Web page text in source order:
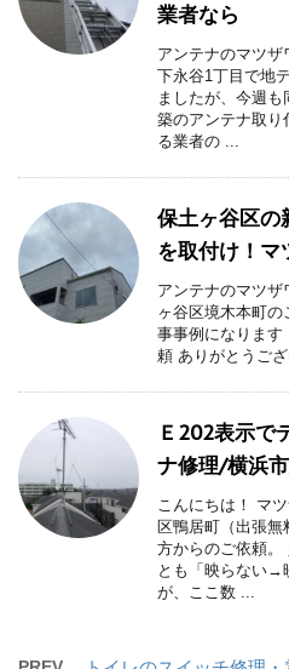
業者なら
アンテナのマツ
下永谷1丁目で地
ましたが、今週
築のアンテナ取り
る業者の ...
保土ヶ谷区の
を取付け！マ
アンテナのマツ
ヶ谷区境木本町
事事例になりま
頼 ありがとうご
Ｅ202表示で
ナ修理/横浜
こんにちは！ マ
区鴨居町（出張
方からのご依頼。
とも「映らない→
が、ここ数 ...